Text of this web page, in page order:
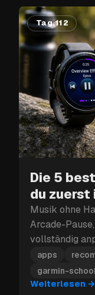
Tag 112
Die 5
du
Musik ohne
Arcade-
vollständig
die fünf
installieren
apps
garmin-
Weiterlesen →